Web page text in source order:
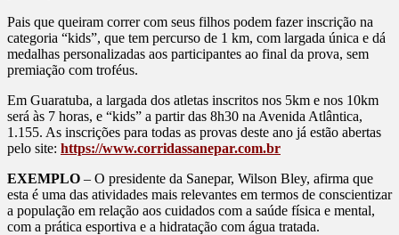
Pais que queiram correr com seus filhos podem fazer inscrição na
categoria “kids”, que tem percurso de 1 km, com largada única e dá
medalhas personalizadas aos participantes ao final da prova, sem
premiação com troféus.
Em Guaratuba, a largada dos atletas inscritos nos 5km e nos 10km
será às 7 horas, e “kids” a partir das 8h30 na Avenida Atlântica,
1.155. As inscrições para todas as provas deste ano já estão abertas
pelo site: https://www.corridassanepar.com.br
EXEMPLO – O presidente da Sanepar, Wilson Bley, afirma que
esta é uma das atividades mais relevantes em termos de conscientizar
a população em relação aos cuidados com a saúde física e mental,
com a prática esportiva e a hidratação com água tratada.